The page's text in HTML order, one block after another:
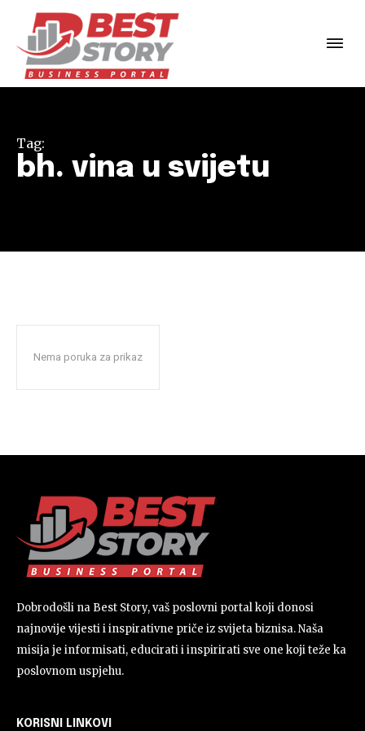
Tag:
bh. vina u svijetu
Nema poruka za prikaz
Dobrodošli na Best Story, vaš poslovni portal koji donosi
najnovije vijesti i inspirativne priče iz svijeta biznisa. Naša
misija je informisati, educirati i inspirirati sve one koji teže ka
poslovnom uspjehu.
KORISNI LINKOVI